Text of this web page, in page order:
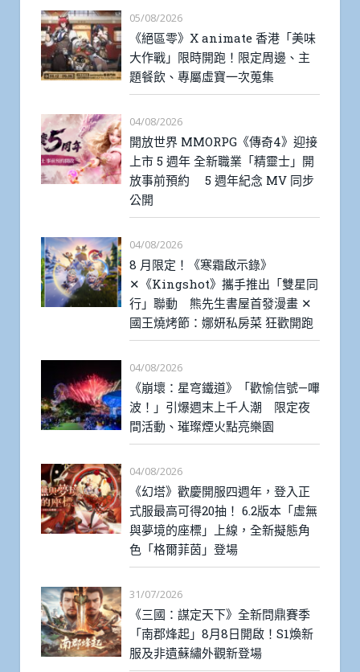
05/08/2026
《絕區零》X animate 香港「美味
大作戰」限時開跑！限定周邊、主
題餐飲、專屬虛寶一次蒐集
04/08/2026
開放世界 MMORPG《傳奇4》迎接
上市 5 週年 全新職業「精靈士」開
放事前預約 5 週年紀念 MV 同步
公開
04/08/2026
8 月限定！《寒霜啟示錄》
✕《Kingshot》攜手推出「雙星同
行」聯動 熊先生書屋首發漫畫 ✕
國王燒烤節：娜妍私房菜 狂歡開跑
04/08/2026
《崩壞：星穹鐵道》「歡愉信號—嗶
波！」引爆週末上千人潮 限定夜
間活動、璀璨煙火點亮樂園
04/08/2026
《幻塔》歡慶開服四週年，登入正
式服最高可得20抽！ 6.2版本「虛無
與夢境的座標」上線，全新擬態角
色「格爾菲茵」登場
31/07/2026
《三國：謀定天下》全新問鼎賽季
「南郡烽起」8月8日開啟！S1煥新
服及非遺蘇繡外觀新登場